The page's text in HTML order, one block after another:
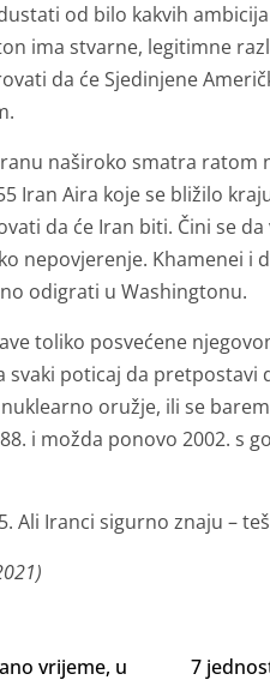
od bilo kakvih
ima stvarne, legitimne
da će Sjedinjene
naširoko smatra ratom
Iran Aira koje se bližilo
da će Iran biti. Čini se
nepovjerenje. Khamenei
odigrati u Washingtonu.
toliko posvećene
svaki poticaj da
oružje, ili se
i možda ponovo 2002. s
Ali Iranci sigurno znaju –
vrijeme, u
7